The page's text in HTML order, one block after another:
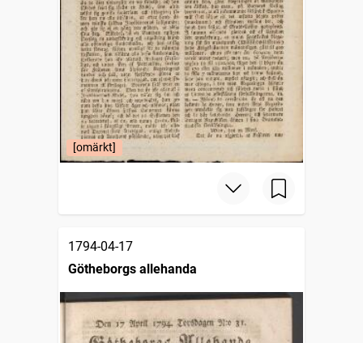
[omärkt]
1794-04-17
Götheborgs allehanda